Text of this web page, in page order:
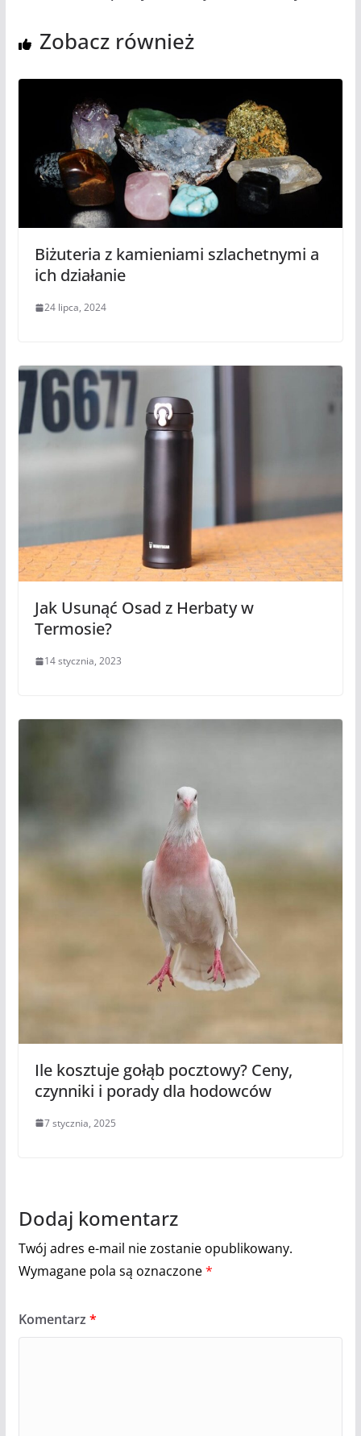
Zobacz również
Biżuteria z kamieniami szlachetnymi a
ich działanie
24 lipca, 2024
Jak Usunąć Osad z Herbaty w
Termosie?
14 stycznia, 2023
Ile kosztuje gołąb pocztowy? Ceny,
czynniki i porady dla hodowców
7 stycznia, 2025
Dodaj komentarz
Twój adres e-mail nie zostanie opublikowany.
Wymagane pola są oznaczone*
Komentarz *